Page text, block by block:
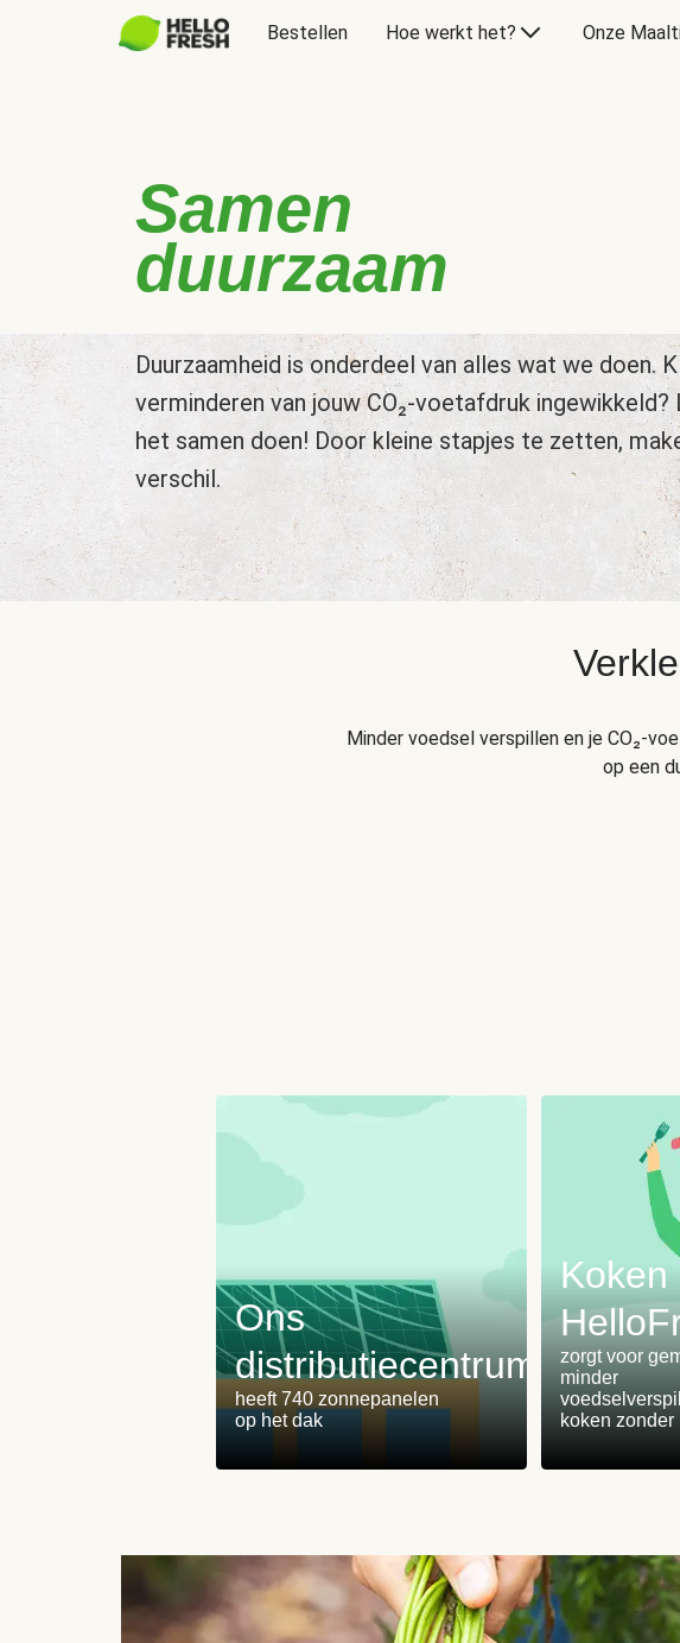
Bestellen Hoe werkt het? Onze
Samen
duurzaam
Duurzaamheid is onderdeel van alles wat we doen.
verminderen van jouw CO₂-voetafdruk ingewikkeld?
het samen doen! Door kleine stapjes te zetten,
verschil.
Minder voedsel verspillen en je CO₂-
op een
Ons
distributiecentrum
heeft 740 zonnepanelen
op het dak
Koken
zorgt voor
minder
koken